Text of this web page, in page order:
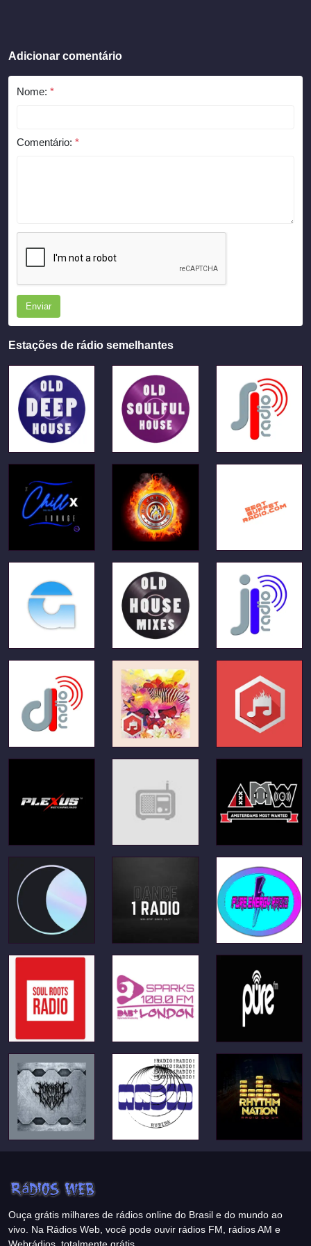
Adicionar comentário
Nome: *
Comentário: *
Enviar
Estações de rádio semelhantes
Ouça grátis milhares de rádios online do Brasil e do mundo ao
vivo. Na Rádios Web, você pode ouvir rádios FM, rádios AM e